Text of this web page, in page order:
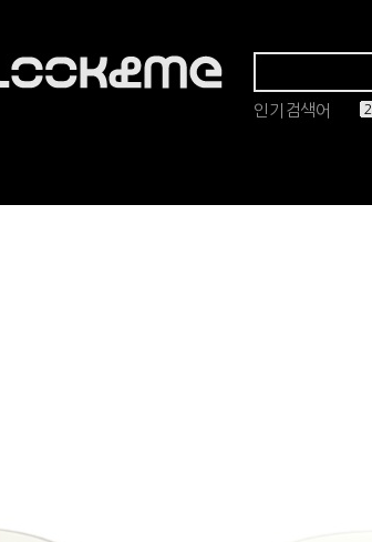
인기검색어 1
2
3
4
5